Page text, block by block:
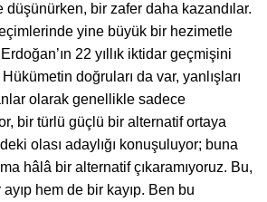
düşünürken, bir zafer daha kazandılar.
yine büyük bir hezimetle
22 yıllık iktidar geçmişini
doğruları da var, yanlışları
olarak genellikle sadece
bir türlü güçlü bir alternatif ortaya
olası adaylığı konuşuluyor; buna
hâlâ bir alternatif çıkaramıyoruz. Bu,
hem de bir kayıp. Ben bu